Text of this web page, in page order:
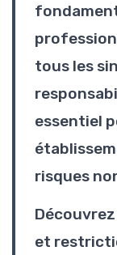
tous les
essentiel
risques
et